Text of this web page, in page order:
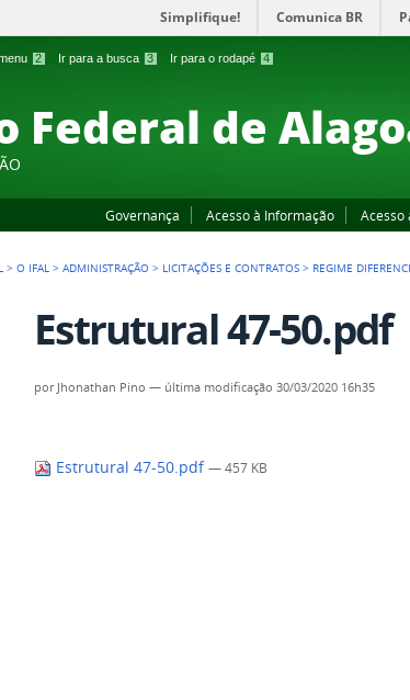
2 Ir para a busca 3 Ir para o rodapé 4
Simplifique! Comunica BR
de
Governança Acesso à Informação Acesso
>O IFAL >ADMINISTRAÇÃO > LICITAÇÕES E CONTRATOS > REGIME
Estrutural 47-50.pdf
por Jhonathan Pino — última modificação 30/03/2020 16h35
Estrutural 47-50.pdf— 457 KB